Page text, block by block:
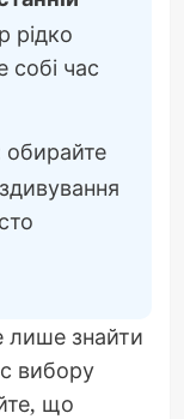
рідко
час
обирайте
лише знайти
вибору
що